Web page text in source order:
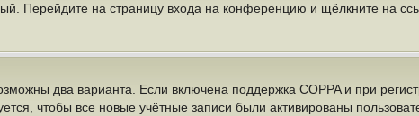
Перейдите на страницу входа на конференцию и щёлкните на
два варианта. Если включена поддержка COPPA и при
чтобы все новые учётные записи были активированы